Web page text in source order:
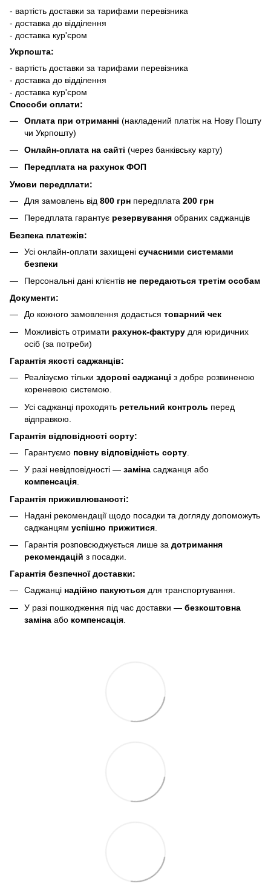
- вартість доставки за тарифами перевізника
- доставка до відділення
- доставка кур'єром
Укрпошта:
- вартість доставки за тарифами перевізника
- доставка до відділення
- доставка кур'єром
Способи оплати:
Оплата при отриманні (накладений платіж на Нову Пошту
чи Укрпошту)
Онлайн-оплата на сайті (через банківську карту)
Передплата на рахунок ФОП
Умови передплати:
Для замовлень від 800 грн передплата 200 грн
Передплата гарантує резервування обраних саджанців
Безпека платежів:
Усі онлайн-оплати захищені сучасними системами
безпеки
Персональні дані клієнтів не передаються третім особам
Документи:
До кожного замовлення додається товарний чек
Можливість отримати рахунок-фактуру для юридичних
осіб (за потреби)
Гарантія якості саджанців:
Реалізуємо тільки здорові саджанці з добре розвиненою
кореневою системою.
Усі саджанці проходять ретельний контроль перед
відправкою.
Гарантія відповідності сорту:
Гарантуємо повну відповідність сорту
У разі невідповідності — заміна саджанця або
компенсація.
Гарантія приживлюваності:
Надані рекомендації щодо посадки та догляду допоможуть
саджанцям успішно прижитися
Гарантія розповсюджується лише за дотримання
рекомендацій з посадки.
Гарантія безпечної доставки:
Саджанці надійно пакуються для транспортування.
У разі пошкодження під час доставки — безкоштовна
заміна або компенсація